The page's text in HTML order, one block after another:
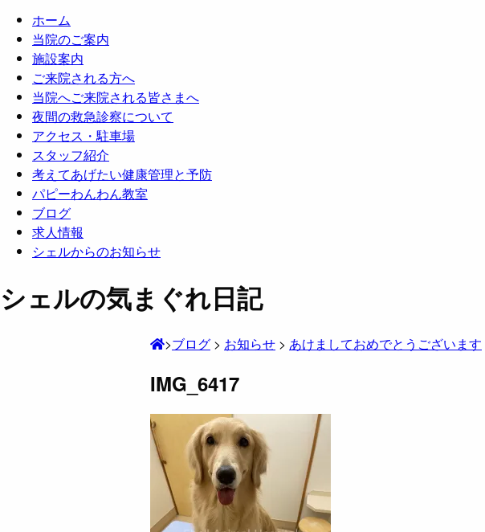
ホーム
当院のご案内
施設案内
ご来院される方へ
当院へご来院される皆さまへ
夜間の救急診察について
アクセス・駐車場
スタッフ紹介
考えてあげたい健康管理と予防
パピーわんわん教室
ブログ
求人情報
シェルからのお知らせ
シェルの気まぐれ日記
>ブログ > お知らせ > あけましておめでとうございます
IMG_6417